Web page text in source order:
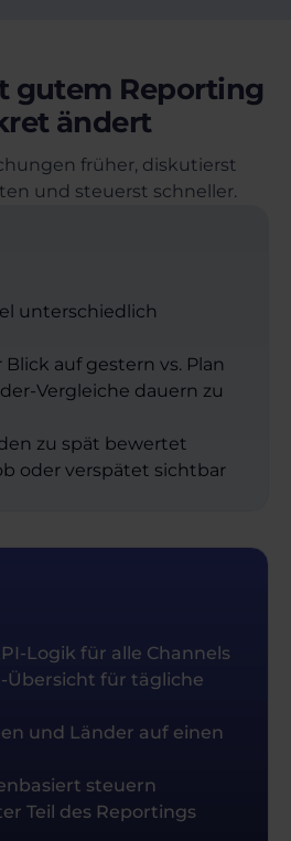
gutem Reporting
ändert
früher, diskutierst
und steuerst schneller.
unterschiedlich
Blick auf gestern vs. Plan
Vergleiche dauern zu
zu spät bewertet
oder verspätet sichtbar
Logik für alle Channels
Übersicht für tägliche
und Länder auf einen
steuern
Teil des Reportings